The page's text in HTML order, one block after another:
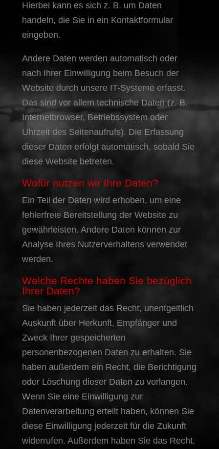
Hierbei kann es sich z. B. um Daten
handeln, die Sie in ein Kontaktformular
eingeben.
Andere Daten werden automatisch oder
nach Ihrer Einwilligung beim Besuch der
Website durch unsere IT-Systeme erfasst.
Das sind vor allem technische Daten (z. B.
Internetbrowser, Betriebssystem oder
Uhrzeit des Seitenaufrufs). Die Erfassung
dieser Daten erfolgt automatisch, sobald Sie
diese Website betreten.
Wofür nutzen wir Ihre Daten?
Ein Teil der Daten wird erhoben, um eine
fehlerfreie Bereitstellung der Website zu
gewährleisten. Andere Daten können zur
Analyse Ihres Nutzerverhaltens verwendet
werden.
Welche Rechte haben Sie bezüglich
Ihrer Daten?
Sie haben jederzeit das Recht, unentgeltlich
Auskunft über Herkunft, Empfänger und
Zweck Ihrer gespeicherten
personenbezogenen Daten zu erhalten. Sie
haben außerdem ein Recht, die Berichtigung
oder Löschung dieser Daten zu verlangen.
Wenn Sie eine Einwilligung zur
Datenverarbeitung erteilt haben, können Sie
diese Einwilligung jederzeit für die Zukunft
widerrufen. Außerdem haben Sie das Recht,